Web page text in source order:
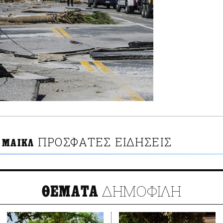
ΠΡΟΣΦΑΤΕΣ ΕΙΔΗΣΕΙΣ
ΘΕΜΑΤΑ ΔΗΜΟΦΙΛΗ